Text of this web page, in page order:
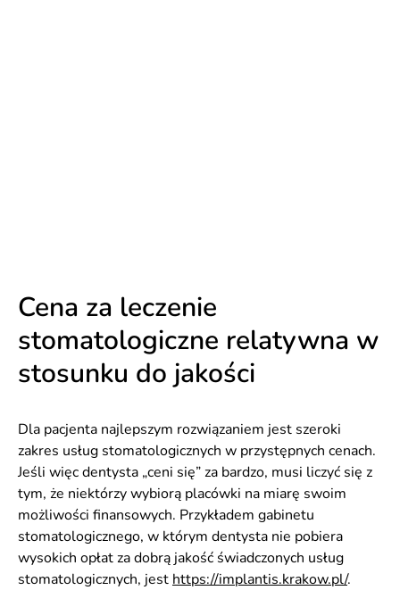
Cena za leczenie
stomatologiczne relatywna w
stosunku do jakości
Dla pacjenta najlepszym rozwiązaniem jest szeroki
zakres usług stomatologicznych w przystępnych cenach.
Jeśli więc dentysta „ceni się” za bardzo, musi liczyć się z
tym, że niektórzy wybiorą placówki na miarę swoim
możliwości finansowych. Przykładem gabinetu
stomatologicznego, w którym dentysta nie pobiera
wysokich opłat za dobrą jakość świadczonych usług
stomatologicznych, jest https://implantis.krakow.pl/.